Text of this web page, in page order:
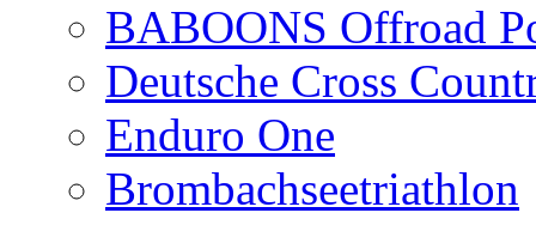
BABOONS Offroad
Deutsche Cross
Enduro One
Brombachseetriathlon